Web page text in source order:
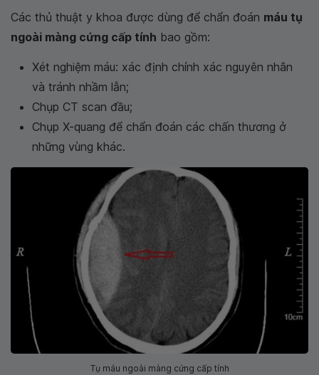
Các thủ thuật y khoa được dùng để chẩn đoán máu tụ
ngoài màng cứng cấp tính bao gồm:
Xét nghiệm máu: xác định chính xác nguyên nhân
và tránh nhầm lẫn;
Chụp CT scan đầu;
Chụp X-quang để chẩn đoán các chấn thương ở
những vùng khác.
Tụ máu ngoài màng cứng cấp tính